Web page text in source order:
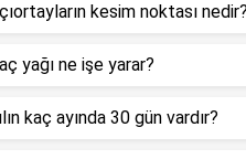
kesim noktası nedir?
yağı ne işe yarar?
kaç ayında 30 gün vardır?